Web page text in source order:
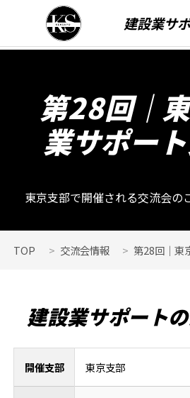
建設業サ
第28回｜
業サポー
東京支部で開催される交流会の
TOP 交流会情報 第28回｜東
建設業サポート
開催支部 東京支部